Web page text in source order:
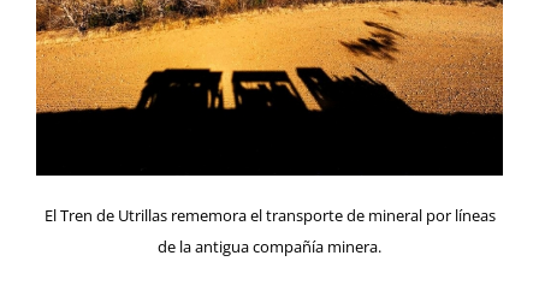
El Tren de Utrillas rememora el transporte de mineral por líneas
de la antigua compañía minera.